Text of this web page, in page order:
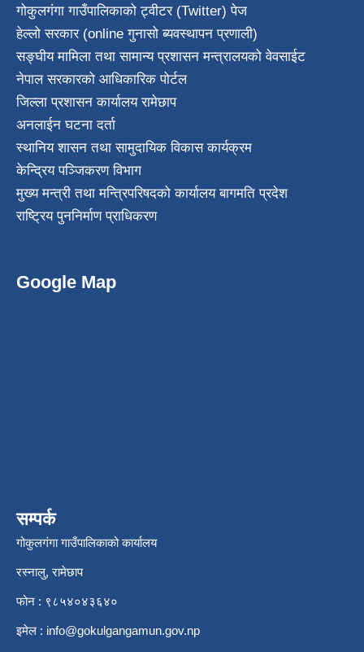
गोकुलगंगा गाउँपालिकाको ट्वीटर (Twitter) पेज
हेल्लो सरकार (online गुनासो ब्यवस्थापन प्रणाली)
सङ्घीय मामिला तथा सामान्य प्रशासन मन्त्रालयको वेवसाईट
नेपाल सरकारको आधिकारिक पोर्टल
जिल्ला प्रशासन कार्यालय रामेछाप
अनलाईन घटना दर्ता
स्थानिय शासन तथा सामुदायिक विकास कार्यक्रम
केन्द्रिय पञ्जिकरण विभाग
मुख्य मन्त्री तथा मन्त्रिपरिषदको कार्यालय बागमति प्रदेश
राष्ट्रिय पुननिर्माण प्राधिकरण
Google Map
सम्पर्क
गोकुलगंगा गाउँपालिकाको कार्यालय
रस्नालु, रामेछाप
फोन : ९८५४०४३६४०
इमेल : info@gokulgangamun.gov.np